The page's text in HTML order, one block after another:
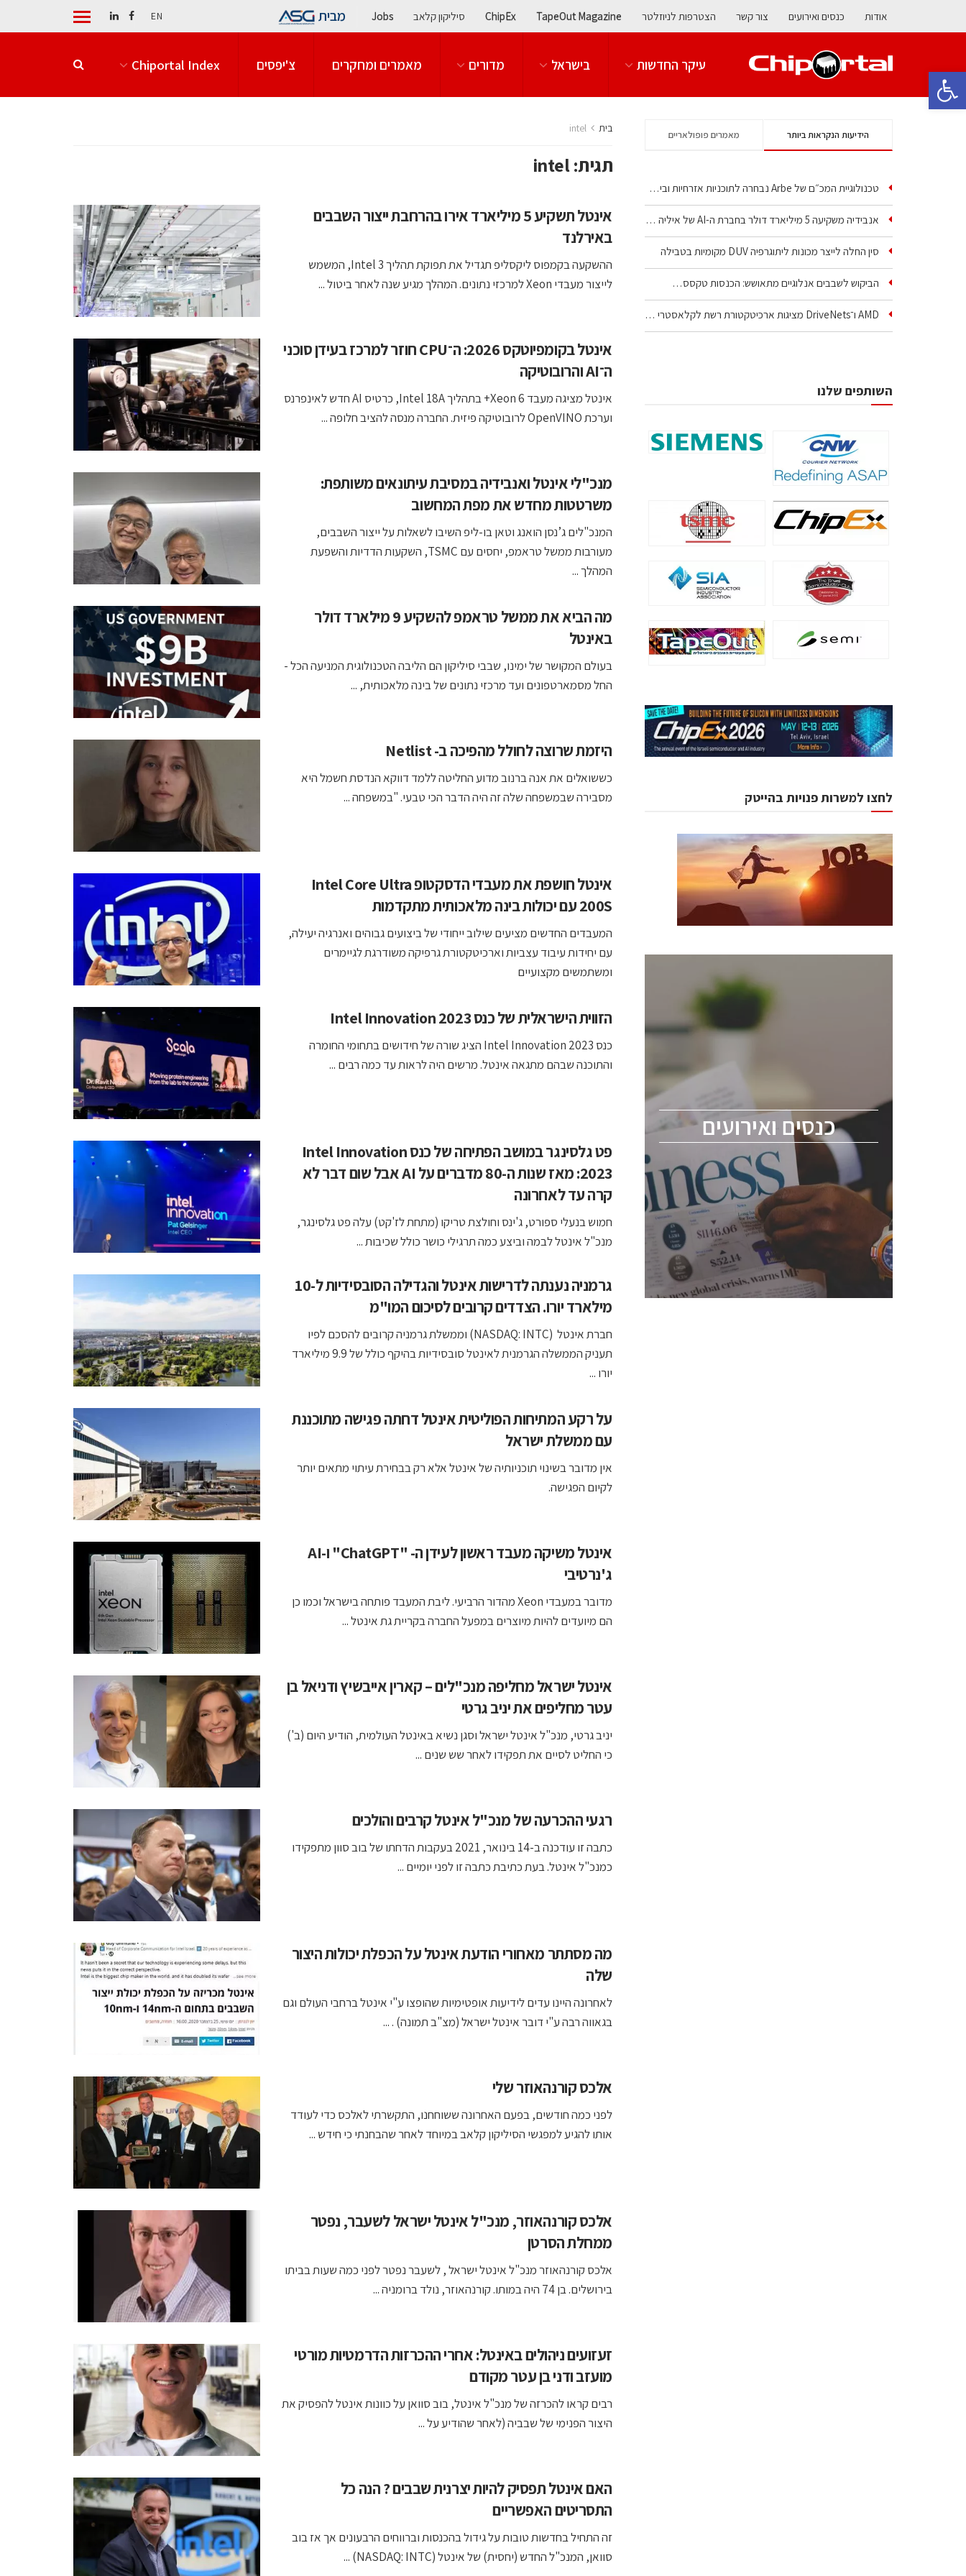
פתח סרגל נגישות
אודות כנסים ואירועים צור קשר הצטרפות לניוזלטר TapeOut Magazine
ChipEx סיליקון קלאב Jobs מבית EN
עיקר החדשות בישראל מדורים מאמרים ומחקרים צ'יפסים Chiportal Index
בית intel
תגית:intel
אינטל תשקיע 5 מיליארד אירו בהרחבת ייצור השבבים
באירלנד
ההשקעה בקמפוס ליקסליפ תגדיל את תפוקת תהליך Intel 3, המשמש
לייצור מעבדי Xeon למרכזי נתונים. המהלך מגיע שנה לאחר ביטול ...
אינטל בקומפיוטקס 2026: ה־CPU חוזר למרכז בעידן סוכני
ה־AI והרובוטיקה
אינטל מציגה מעבד Xeon 6+ בתהליך Intel 18A, כרטיס AI חדש לאינפרנס
וערכת OpenVINO לרובוטיקה פיזית. החברה מנסה להציב חלופה ...
מנכ"לי אינטל ואנבידיה במסיבת עיתונאים משותפת:
משרטטות מחדש את מפת המחשוב
המנכ"לים ג’נסן הואנג וטאן בו-ליפ השיבו לשאלות על ייצור השבבים,
מעורבות ממשל טראמפ, יחסים עם TSMC, השקעות הדדיות והשפעת
המהלך ...
מה הביא את ממשל טראמפ להשקיע 9 מילארד דולר
באינטל
בעולם המקושר של ימינו, שבבי סיליקון הם הליבה הטכנולוגית המניעה הכל -
החל מסמארטפונים ועד מרכזי נתונים של בינה מלאכותית, ...
היזמת שרוצה לחולל מהפיכה ב- Netlist
כששואלים את אנה ברנוב מדוע החליטה ללמד דווקא הנדסת חשמל היא
מסבירה שבמשפחה שלה זה היה הדבר הכי טבעי. "במשפחה ...
אינטל חושפת את מעבדי הדסקטופ Intel Core Ultra
200S עם יכולות בינה מלאכותית מתקדמות
המעבדים החדשים מציעים שילוב ייחודי של ביצועים גבוהים ואנרגיה יעילה,
עם יחידות עיבוד עצביות וארכיטקטורת גרפיקה משודרגת לגיימרים
ומשתמשים מקצועיים
הזווית הישראלית של כנס Intel Innovation 2023
כנס Intel Innovation 2023 הציג שורה של חידושים בתחומי החומרה
והתוכנה שבהם מתגאה אינטל. מרשים היה לראות עד כמה רבים ...
פט גלסינגר במושב הפתיחה של כנס Intel Innovation
2023: מאז שנות ה-80 מדברים על AI אבל שום דבר לא
קרה עד לאחרונה
חמוש בנעלי ספורט, ג'ינס וחולצת טריקו (מתחת לז'קט) עלה פט גלסינגר,
מנכ"ל אינטל לבמה וביצע כמה תרגילי כושר כולל שכיבות ...
גרמניה נענתה לדרישות אינטל והגדילה הסובסידיות ל-10
מילארד יורו. הצדדים קרובים לסיכום המו"מ
חברת אינטל (NASDAQ: INTC) וממשלת גרמניה קרובים להסכם לפיו
תעניק הממשלה הגרמנית לאינטל סובסידיות בהיקף כולל של 9.9 מיליארד
יורו ...
על רקע המתיחות הפוליטית אינטל דחתה פגישה מתוכננת
עם ממשלת ישראל
אין מדובר בשינוי תוכניותיה של אינטל אלא רק בבחירת עיתוי מתאים יותר
לקיום הפגישה.
אינטל משיקה מעבד ראשון לעידן ה- "ChatGPT" ו-AI
ג'נרטיבי
מדובר במעבדי Xeon מהדור הרביעי. ליבת המעבד פותחה בישראל וכמו כן
הם מיועדים להיות מיוצרים במפעל החברה בקריית גת אינטל ...
אינטל ישראל מחליפה מנכ"לים – קארין אייבשיץ ודניאל בן
עטר מחליפים את יניב גרטי
יניב גרטי, מנכ"ל אינטל ישראל וסגן נשיא באינטל העולמית, הודיע היום (ב')
כי החליט לסיים את תפקידו לאחר שש שנים ...
רגעי ההכרעה של מנכ"ל אינטל קרבים והולכים
כתבה זו עודכנה ב-14 בינואר, 2021 בעקבות הדחתו של בוב סוון מתפקידו
כמנכ"ל אינטל. בעת כתיבת כתבה זו לפני יומיים ...
מה מסתתר מאחורי הודעת אינטל על הכפלת יכולות היצור
שלה
לאחרונה היינו עדים לידיעות אופטימיות שהופצו ע"י אינטל ברחבי העולם וגם
בגאווה רבה ע"י דובר אינטל ישראל (מצ"ב תמונה) . ...
אלכס קורנהאוזר שלי
לפני כמה חודשים, בפעם האחרונה ששוחחנו, התקשרתי לאלכס כדי לעודד
אותו להגיע למפגשי הסיליקון קלאב במיוחד לאחר שהבחנתי כי חידש ...
אלכס קורנהאוזר, מנכ"ל אינטל ישראל לשעבר, נפטר
ממחלת הסרטן
אלכס קורנהאוזר מנכ"ל אינטל ישראל , לשעבר נפטר לפני כמה שעות בביתו
בירושלים. בן 74 היה במותו. קורנהאוזר, נולד ברומניה ...
זעזועים ניהולים באינטל: אחרי ההכרזות הדרמטיות מורטי
מועזב ודני בן עטר מקודם
רבים קראו להכרזה של מנכ"ל אינטל, בוב סוואן על כוונות אינטל להפסיק את
היצור הפנימי של שבביה (לאחר שהודיע על ...
האם אינטל תפסיק להיות יצרנית שבבים ? הנה כל
התסריטים האפשריים
זה התחיל בחדשות טובות על גידול בהכנסות וברווחים הרבעונים אך אז בוב
סוואן, המנכ"ל החדש (יחסית) של אינטל (NASDAQ: INTC) ...
הידיעות הנקראות ביותר מאמרים פופולאריים
טכנולוגיית המכ״ם של Arbe נבחרה לתוכניות אזרחיות וביטחוניות
אנבידיה משקיעה 5 מיליארד דולר בחברת ה-AI של איליה סוצקבר
סין החלה לייצר מכונות ליתוגרפיה DUV מקומיות בטבילה
הביקוש לשבבים אנלוגיים מתאושש: הכנסות טקסס…
AMD ו־DriveNets מציגות ארכיטקטורת רשת לקלאסטרי AI…
השותפים שלנו
לחצו למשרות פנויות בהייטק
כנסים ואירועים
כנסים ואירועים
הסמיקונדקטור כולל מהנדסים, מומחים מקצועיים
ChipEx2026 will be held on May 12-13,
2026. The conference is intended for
everyone involved in the semiconductor
industry, including engineers, professional
experts, and senior executives.
לחץ לפרטים